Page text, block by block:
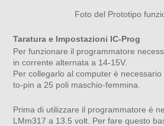
Foto del Prototipo
Taratura e Impostazioni IC-Prog
Per funzionare il programmatore
in corrente alternata a 14-15V.
Per collegarlo al computer è
to-pin a 25 poli maschio-femmina.
Prima di utilizzare il programmatore è
LMm317 a 13.5 volt. Per fare questo